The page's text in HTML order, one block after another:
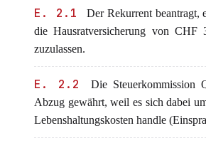
E. 2.1
Der Rekurrent beantragt,
die Hausratversicherung von CHF
zuzulassen.
E. 2.2
Die Steuerkommission
Abzug gewährt, weil es sich dabei
Lebenshaltungskosten handle